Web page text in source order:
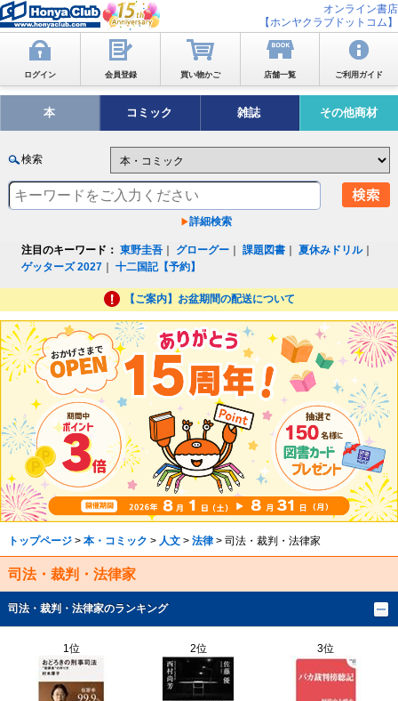
オンライン書店
【ホンヤクラブドットコム】
ログイン 会員登録 買い物かご 店舗一覧 ご利用ガイド
本 コミック 雑誌 その他商材
検索
詳細検索
注目のキーワード： 東野圭吾 グローグー ｜課題図書 ｜夏休みドリル｜
ゲッターズ 2027 ｜十二国記【予約】
【ご案内】お盆期間の配送について
トップページ> 本・コミック > 人文> 法律> 司法・裁判・法律家
司法・裁判・法律家
司法・裁判・法律家のランキング
1位 2位 3位